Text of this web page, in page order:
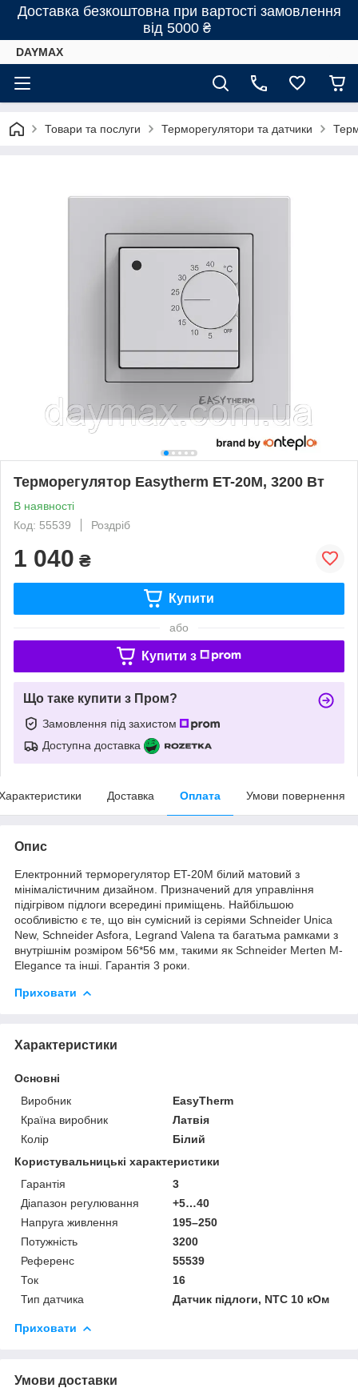
Доставка безкоштовна при вартості замовлення
від 5000 ₴
DAYMAX
Товари та послуги Терморегулятори та датчики
Терморегулятор Easytherm ET-20M, 3200 Вт
В наявності
Код: 55539
Роздріб
1 040 ₴
Купити
або
Купити з
Що таке купити з Пром?
Замовлення під захистом
Доступна доставка
Доставка Оплата Умови повернення
Опис
Електронний терморегулятор ET-20М білий матовий з
мінімалістичним дизайном. Призначений для управління
підігрівом підлоги всередині приміщень. Найбільшою
особливістю є те, що він сумісний із серіями Schneider Unica
New, Schneider Asfora, Legrand Valena та багатьма рамками з
внутрішнім розміром 56*56 мм, такими як Schneider Merten M-
Elegance та інші. Гарантія 3 роки.
Приховати
Характеристики
Основні
Виробник
EasyTherm
Країна виробник
Латвія
Колір
Білий
Користувальницькі характеристики
Гарантія
3
Діапазон регулювання
+5…40
Напруга живлення
195–250
Потужність
3200
Референс
55539
Ток
16
Тип датчика
Датчик підлоги, NTC 10 кОм
Приховати
Умови доставки